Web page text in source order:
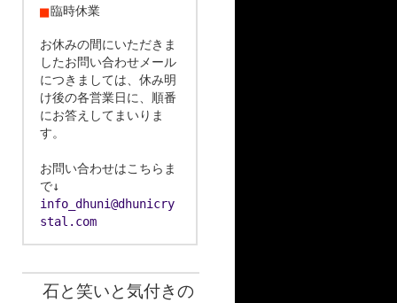
■臨時休業
お休みの間にいただきま
したお問い合わせメール
につきましては、休み明
け後の各営業日に、順番
にお答えしてまいりま
す。
お問い合わせはこちらま
で↓
info_dhuni@dhunicry
stal.com
石と笑いと気付きの